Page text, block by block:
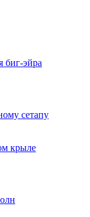
биг-эйра
сетапу
крыле